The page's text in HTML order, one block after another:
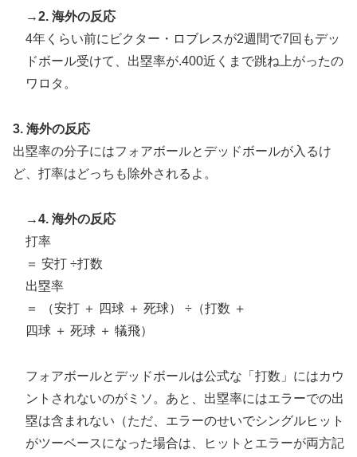
→2. 海外の反応
4年くらい前にビクター・ロブレスが2週間で7回もデッ
ドボール受けて、出塁率が.400近くまで跳ね上がったの
ワロタ。
3. 海外の反応
出塁率の分子にはフォアボールとデッドボールが入るけ
ど、打率はどっちも除外されるよ。
→4. 海外の反応
打率
＝ 安打 ÷打数
出塁率
＝ （安打 ＋ 四球 ＋ 死球） ÷（打数 ＋
四球 ＋ 死球 ＋ 犠飛）
フォアボールとデッドボールは公式な「打数」にはカウ
ントされないのがミソ。あと、出塁率にはエラーでの出
塁は含まれない（ただ、エラーのせいでシングルヒット
がツーベースになった場合は、ヒットとエラーが両方記